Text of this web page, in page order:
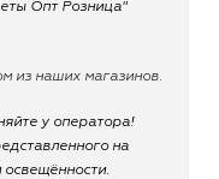
Опт Розница"
из наших магазинов.
у оператора!
на
освещённости.